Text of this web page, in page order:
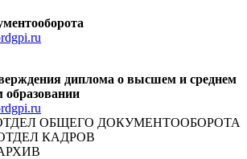
диплома о высшем и среднем
образовании
- ОТДЕЛ ОБЩЕГО ДОКУМЕНТООБОРОТА
ОТДЕЛ КАДРОВ
АРХИВ